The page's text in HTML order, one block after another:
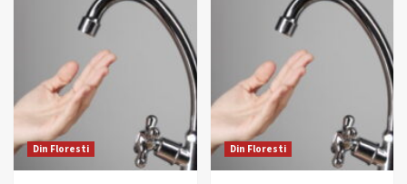
Din Floresti Din Floresti